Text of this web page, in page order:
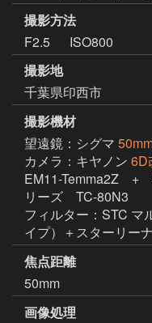
撮影方法
F2.5 ISO800
撮影地
千葉県印西市
撮影機材
望遠鏡：シグマ
カメラ：キヤノン 6D
EM11-Temma2Z　+
リーズ　TC-80N3
フィルター：STC マ
イプ）＋スターリー
焦点距離
50mm
画像処理